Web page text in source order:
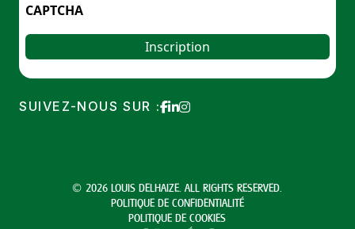
CAPTCHA
SUIVEZ-NOUS SUR :
© 2026 LOUIS DELHAIZE. ALL RIGHTS RESERVED.
POLITIQUE DE CONFIDENTIALITÉ
POLITIQUE DE COOKIES